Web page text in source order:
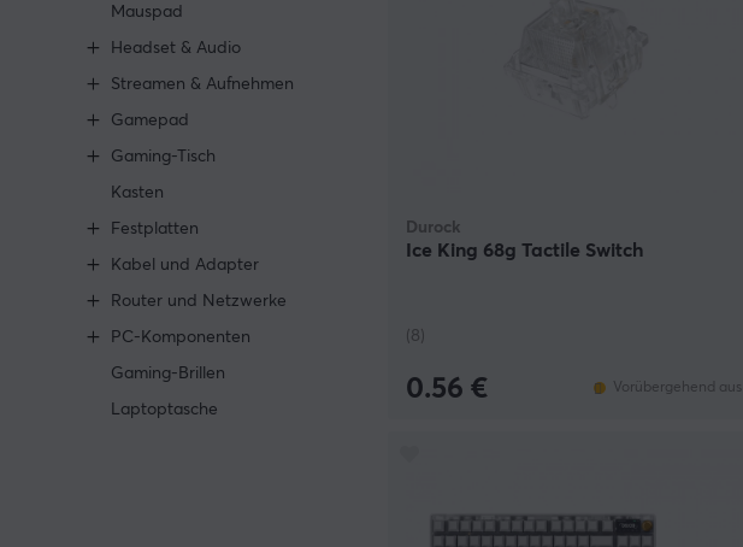
Mauspad
Headset & Audio
Streamen & Aufnehmen
Gamepad
Gaming-Tisch
Kasten
Festplatten
Kabel und Adapter
Router und Netzwerke
PC-Komponenten
Gaming-Brillen
Laptoptasche
Durock
Ice King 68g Tactile Switch
(8)
0.56 € Vorübergehend aus